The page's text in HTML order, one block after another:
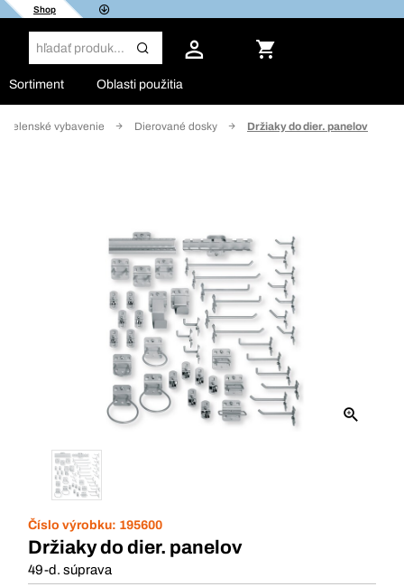
Shop
Sortiment Oblasti použitia
Dielenské vybavenie Dierované dosky Držiaky do dier. panelov
Číslo výrobku: 195600
Držiaky do dier. panelov
49-d. súprava